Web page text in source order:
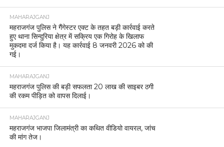
MAHARAJGANJ
महराजगंज पुलिस ने गैंगेस्टर एक्ट के तहत बड़ी कार्रवाई करते
हुए थाना सिन्दुरिया क्षेत्र में सक्रिय एक गिरोह के खिलाफ
मुकदमा दर्ज किया है। यह कार्रवाई 8 जनवरी 2026 को की
गई।
MAHARAJGANJ
महराजगंज पुलिस की बड़ी सफलता 20 लाख की साइबर ठगी
की रकम पीड़ित को वापस दिलाई।
MAHARAJGANJ
महराजगंज भाजपा जिलामंत्री का कथित वीडियो वायरल, जांच
की मांग तेज।